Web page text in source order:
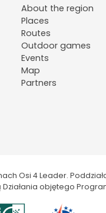
About the region
Places
Routes
Outdoor games
Events
Map
Partners
Osi 4 Leader.
objętego